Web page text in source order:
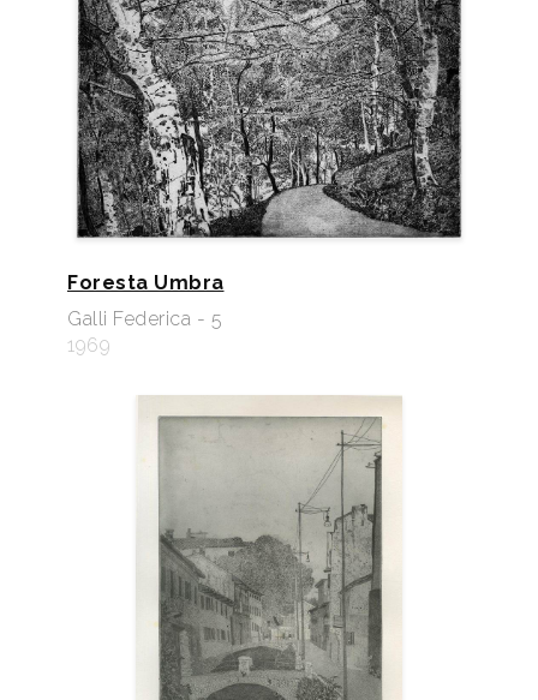
Foresta Umbra
Galli Federica - 5
1969